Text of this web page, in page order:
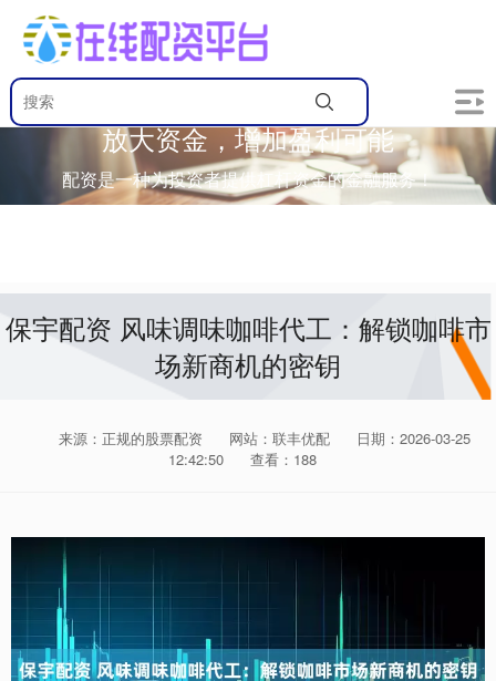
放大资金，增加盈利可能
配资是一种为投资者提供杠杆资金的金融服务！
保宇配资 风味调味咖啡代工：解锁咖啡市
场新商机的密钥
来源：正规的股票配资 网站：联丰优配
日期：2026-03-25
12:42:50
查看：188